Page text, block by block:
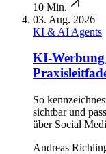
10 Min.
03. Aug. 2026
KI & AI Agents
KI-Werbung
So
sichtbar und
über Social
Andreas